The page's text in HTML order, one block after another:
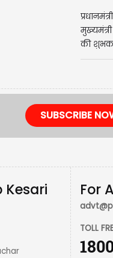
की
SUBSCRIBE
Kesari
For
TOLL